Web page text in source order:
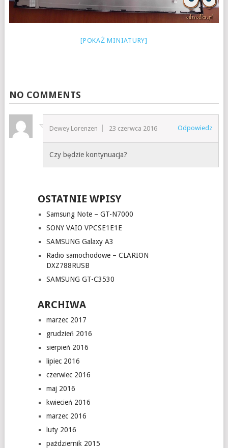
[POKAŻ MINIATURY]
NO COMMENTS
Dewey Lorenzen 23 czerwca 2016 Odpowiedz
Czy będzie kontynuacja?
OSTATNIE WPISY
Samsung Note – GT-N7000
SONY VAIO VPCSE1E1E
SAMSUNG Galaxy A3
Radio samochodowe – CLARION
DXZ788RUSB
SAMSUNG GT-C3530
ARCHIWA
marzec 2017
grudzień 2016
sierpień 2016
lipiec 2016
czerwiec 2016
maj 2016
kwiecień 2016
marzec 2016
luty 2016
październik 2015